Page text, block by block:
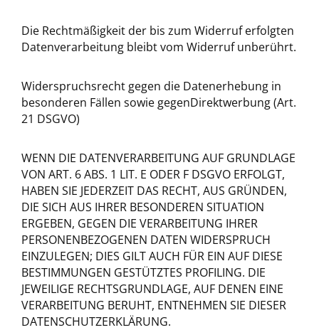
Die Rechtmäßigkeit der bis zum Widerruf erfolgten
Datenverarbeitung bleibt vom Widerruf unberührt.
Widerspruchsrecht gegen die Datenerhebung in
besonderen Fällen sowie gegenDirektwerbung (Art.
21 DSGVO)
WENN DIE DATENVERARBEITUNG AUF GRUNDLAGE
VON ART. 6 ABS. 1 LIT. E ODER F DSGVO ERFOLGT,
HABEN SIE JEDERZEIT DAS RECHT, AUS GRÜNDEN,
DIE SICH AUS IHRER BESONDEREN SITUATION
ERGEBEN, GEGEN DIE VERARBEITUNG IHRER
PERSONENBEZOGENEN DATEN WIDERSPRUCH
EINZULEGEN; DIES GILT AUCH FÜR EIN AUF DIESE
BESTIMMUNGEN GESTÜTZTES PROFILING. DIE
JEWEILIGE RECHTSGRUNDLAGE, AUF DENEN EINE
VERARBEITUNG BERUHT, ENTNEHMEN SIE DIESER
DATENSCHUTZERKLÄRUNG.